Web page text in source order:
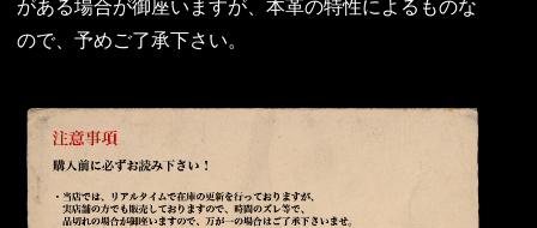
がある場合が御座いますが、本革の特性によるものな
ので、予めご了承下さい。